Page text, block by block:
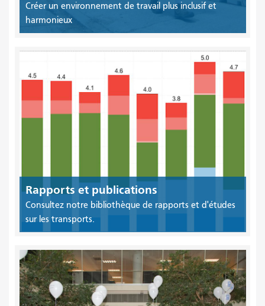
Créer un environnement de travail plus inclusif et
harmonieux
Rapports et publications
Consultez notre bibliothèque de rapports et d'études
sur les transports.